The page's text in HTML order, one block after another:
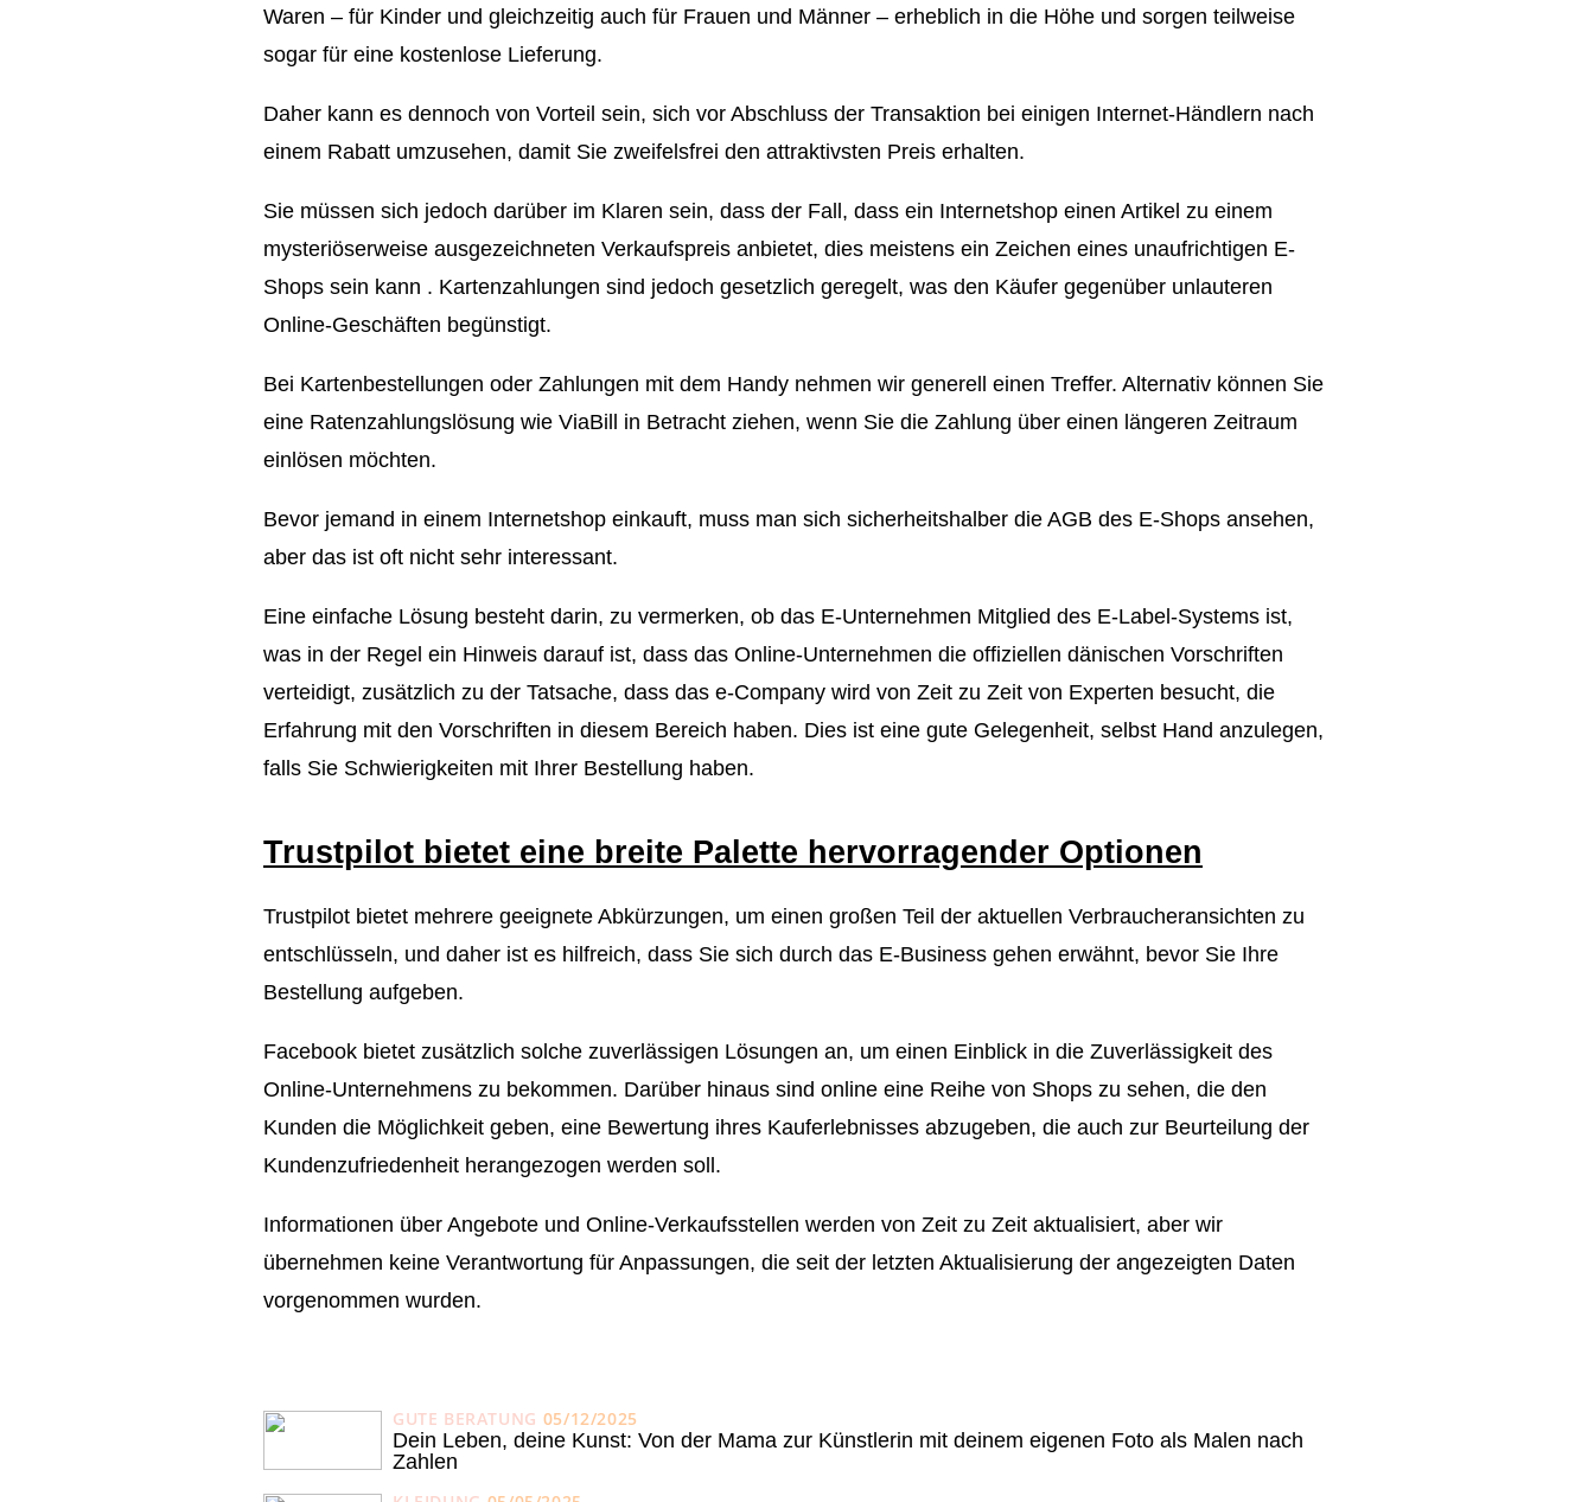
Waren – für Kinder und gleichzeitig auch für Frauen und Männer – erheblich in die Höhe und sorgen teilweise
sogar für eine kostenlose Lieferung.
Daher kann es dennoch von Vorteil sein, sich vor Abschluss der Transaktion bei einigen Internet-Händlern nach
einem Rabatt umzusehen, damit Sie zweifelsfrei den attraktivsten Preis erhalten.
Sie müssen sich jedoch darüber im Klaren sein, dass der Fall, dass ein Internetshop einen Artikel zu einem
mysteriöserweise ausgezeichneten Verkaufspreis anbietet, dies meistens ein Zeichen eines unaufrichtigen E-
Shops sein kann . Kartenzahlungen sind jedoch gesetzlich geregelt, was den Käufer gegenüber unlauteren
Online-Geschäften begünstigt.
Bei Kartenbestellungen oder Zahlungen mit dem Handy nehmen wir generell einen Treffer. Alternativ können Sie
eine Ratenzahlungslösung wie ViaBill in Betracht ziehen, wenn Sie die Zahlung über einen längeren Zeitraum
einlösen möchten.
Bevor jemand in einem Internetshop einkauft, muss man sich sicherheitshalber die AGB des E-Shops ansehen,
aber das ist oft nicht sehr interessant.
Eine einfache Lösung besteht darin, zu vermerken, ob das E-Unternehmen Mitglied des E-Label-Systems ist,
was in der Regel ein Hinweis darauf ist, dass das Online-Unternehmen die offiziellen dänischen Vorschriften
verteidigt, zusätzlich zu der Tatsache, dass das e-Company wird von Zeit zu Zeit von Experten besucht, die
Erfahrung mit den Vorschriften in diesem Bereich haben. Dies ist eine gute Gelegenheit, selbst Hand anzulegen,
falls Sie Schwierigkeiten mit Ihrer Bestellung haben.
Trustpilot bietet eine breite Palette hervorragender Optionen
Trustpilot bietet mehrere geeignete Abkürzungen, um einen großen Teil der aktuellen Verbraucheransichten zu
entschlüsseln, und daher ist es hilfreich, dass Sie sich durch das E-Business gehen erwähnt, bevor Sie Ihre
Bestellung aufgeben.
Facebook bietet zusätzlich solche zuverlässigen Lösungen an, um einen Einblick in die Zuverlässigkeit des
Online-Unternehmens zu bekommen. Darüber hinaus sind online eine Reihe von Shops zu sehen, die den
Kunden die Möglichkeit geben, eine Bewertung ihres Kauferlebnisses abzugeben, die auch zur Beurteilung der
Kundenzufriedenheit herangezogen werden soll.
Informationen über Angebote und Online-Verkaufsstellen werden von Zeit zu Zeit aktualisiert, aber wir
übernehmen keine Verantwortung für Anpassungen, die seit der letzten Aktualisierung der angezeigten Daten
vorgenommen wurden.
GUTE BERATUNG 05/12/2025
Dein Leben, deine Kunst: Von der Mama zur Künstlerin mit deinem eigenen Foto als Malen nach
Zahlen